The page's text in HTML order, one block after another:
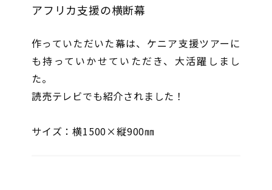
アフリカ支援の横断幕
作っていただいた幕は、ケニア支援ツアーに
も持っていかせていただき、大活躍しまし
た。
読売テレビでも紹介されました！
サイズ：横1500×縦900㎜